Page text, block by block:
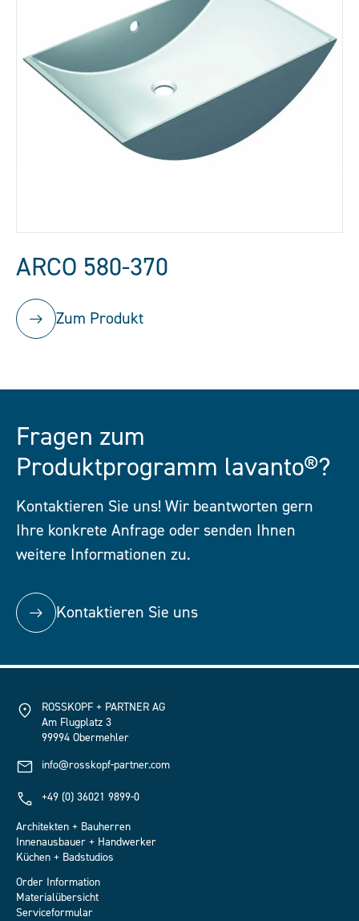
ARCO 580-370
Zum Produkt
Fragen zum
Produktprogramm lavanto®?
Kontaktieren Sie uns! Wir beantworten gern
Ihre konkrete Anfrage oder senden Ihnen
weitere Informationen zu.
Kontaktieren Sie uns
ROSSKOPF + PARTNER AG
Am Flugplatz 3
99994 Obermehler
info@rosskopf-partner.com
+49 (0) 36021 9899-0
Architekten + Bauherren
Innenausbauer + Handwerker
Küchen + Badstudios
Order Information
Materialübersicht
Serviceformular